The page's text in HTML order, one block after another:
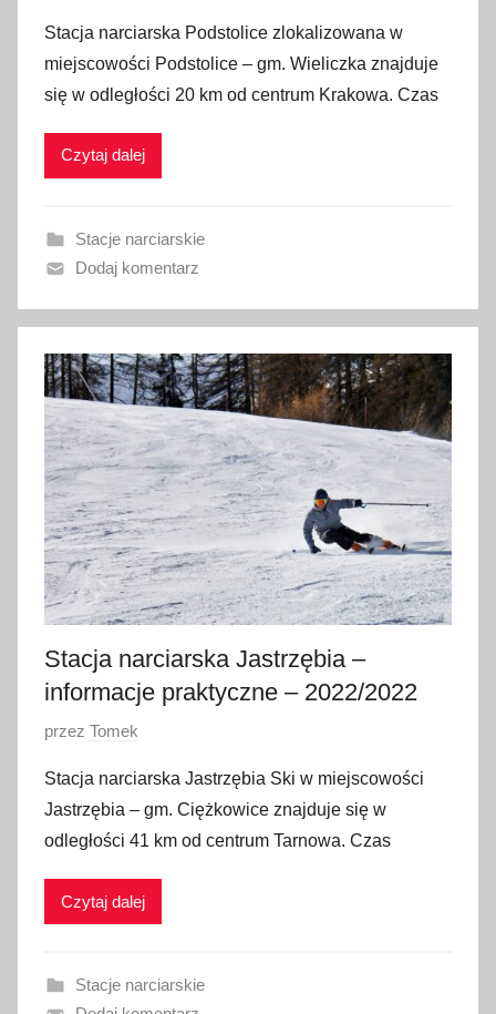
u
b
l
i
a
n
6
s
t
y
c
z
n
i
a
2
2
Stacja narciarska Podstolice zlokalizowana w
miejscowości Podstolice – gm. Wieliczka znajduje
się w odległości 20 km od centrum Krakowa. Czas
Czytaj dalej
Stacje narciarskie
Dodaj komentarz
Stacja narciarska Jastrzębia –
informacje praktyczne – 2022/2022
O
u
b
l
i
a
przez Tomek
Stacja narciarska Jastrzębia Ski w miejscowości
Jastrzębia – gm. Ciężkowice znajduje się w
odległości 41 km od centrum Tarnowa. Czas
Czytaj dalej
Stacje narciarskie